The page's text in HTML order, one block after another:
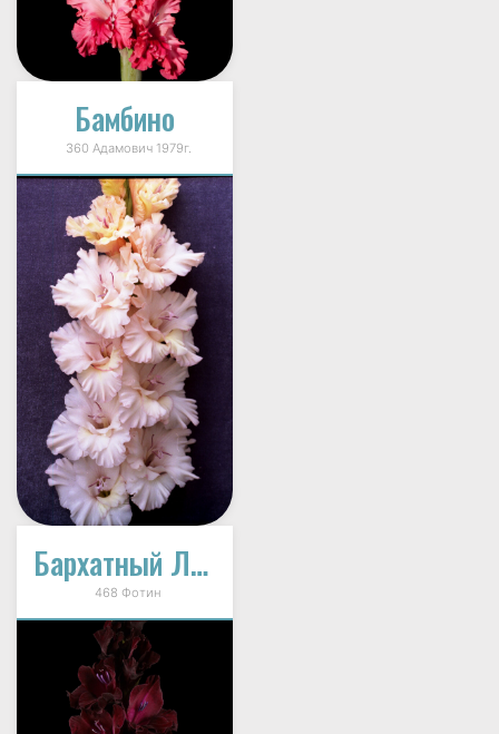
Бамбино
360 Адамович 1979г.
Бархатный Лоскут
468 Фотин